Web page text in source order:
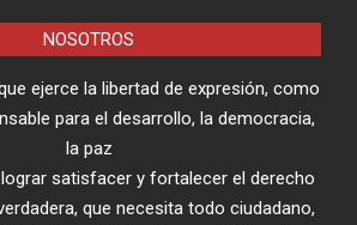
NOSOTROS
ejerce la libertad de expresión, como
para el desarrollo, la democracia,
la paz
satisfacer y fortalecer el derecho
que necesita todo ciudadano,